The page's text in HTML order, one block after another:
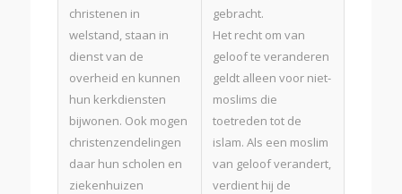
christenen in
welstand, staan in
dienst van de
overheid en kunnen
hun kerkdiensten
bijwonen. Ook mogen
christenzendelingen
daar hun scholen en
ziekenhuizen
gebracht.
Het recht om van
geloof te veranderen
geldt alleen voor niet-
moslims die
toetreden tot de
islam. Als een moslim
van geloof verandert,
verdient hij de